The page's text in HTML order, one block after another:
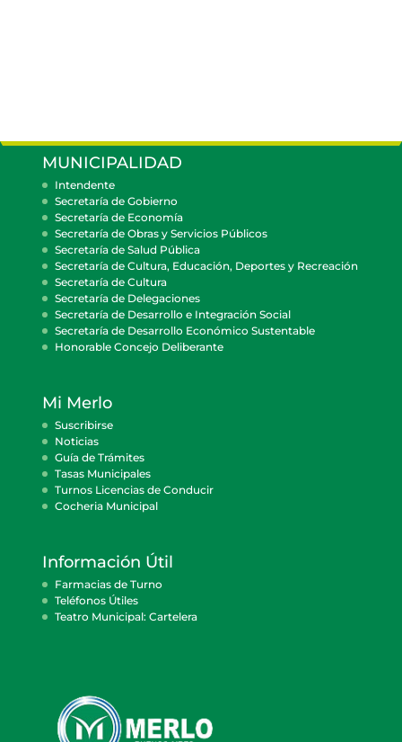
MUNICIPALIDAD
Intendente
Secretaría de Gobierno
Secretaría de Economía
Secretaría de Obras y Servicios Públicos
Secretaría de Salud Pública
Secretaría de Cultura, Educación, Deportes y Recreación
Secretaría de Cultura
Secretaría de Delegaciones
Secretaría de Desarrollo e Integración Social
Secretaría de Desarrollo Económico Sustentable
Honorable Concejo Deliberante
Mi Merlo
Suscribirse
Noticias
Guía de Trámites
Tasas Municipales
Turnos Licencias de Conducir
Cocheria Municipal
Información Útil
Farmacias de Turno
Teléfonos Útiles
Teatro Municipal: Cartelera